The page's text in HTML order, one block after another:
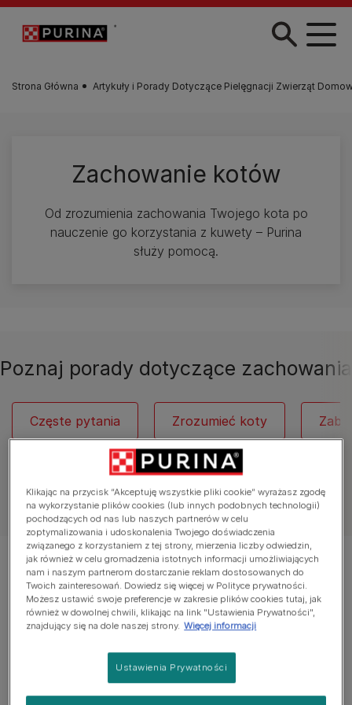
Przejdź do treści
Strona Główna Artykuły i Porady Dotyczące Pielęgnacji Zwierząt
Zachowanie kotów
Od zrozumienia zachowania Twojego kota po
nauczenie go korzystania z kuwety – Purina
służy pomocą.
Poznaj porady dotyczące zachowania
Częste pytania Zrozumieć koty
Zobacz wszystkie artykuły o kotach
Wyświetlanie 12 z 40 artykułów
Popularne artykuły
Zrozumieć koty
Klikając na przycisk “Akceptuję wszystkie pliki cookie” wyrażasz zgodę
na wykorzystanie plików cookies (lub innych podobnych technologii)
pochodzących od nas lub naszych partnerów w celu
zoptymalizowania i udoskonalenia Twojego doświadczenia
związanego z korzystaniem z tej strony, mierzenia liczby odwiedzin,
jak również w celu gromadzenia istotnych informacji umożliwiających
nam i naszym partnerom dostarczanie reklam dostosowanych do
Twoich zainteresowań. Dowiedz się więcej w Polityce prywatności.
Możesz ustawić swoje preferencje w zakresie plików cookies tutaj, jak
również w dowolnej chwili, klikając na link "Ustawienia Prywatności",
znajdujący się na dole naszej strony. Więcej informacji
Ustawienia Prywatności